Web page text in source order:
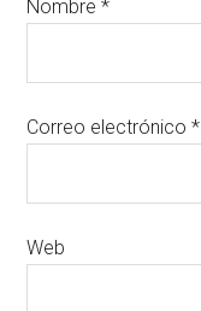
Nombre*
Correo electrónico*
Web